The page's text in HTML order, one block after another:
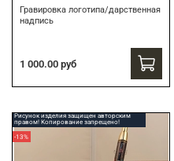
Гравировка логотипа/дарственная
надпись
1 000.00 руб
Рисунок изделия защищен авторским
правом! Копирование запрещено!
-13%